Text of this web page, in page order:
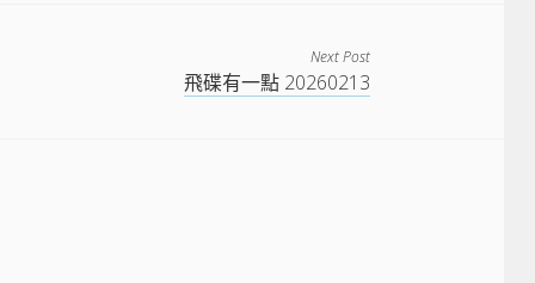
Next Post
飛碟有一點 20260213